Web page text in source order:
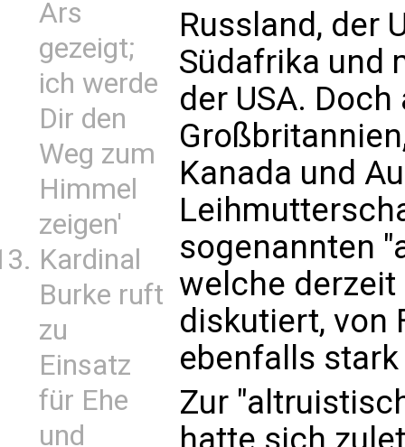
Ars
gezeigt;
ich werde
Dir den
Weg zum
Himmel
zeigen'
Kardinal
Burke ruft
zu
Einsatz
für Ehe
und
Russland, der
Südafrika und
der USA.
Kanada und
sogenannten
welche
diskutiert, von
ebenfalls
Zur